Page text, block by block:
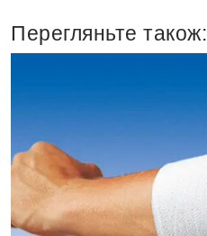
Перегляньте також: